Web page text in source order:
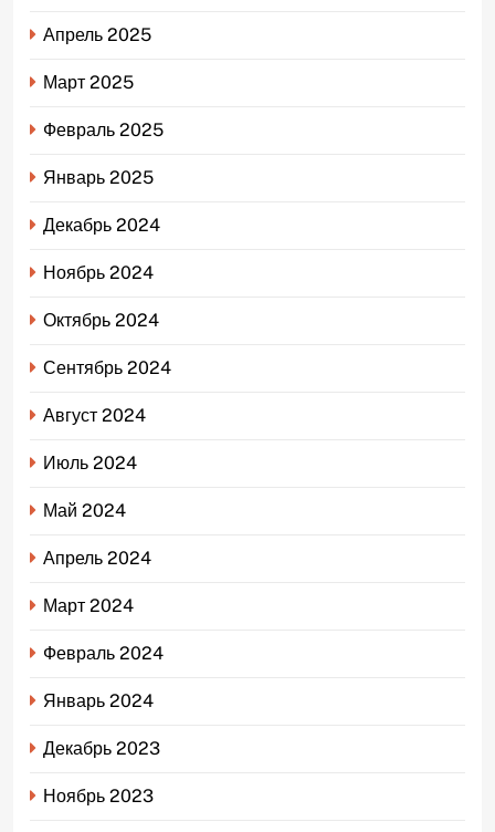
Апрель 2025
Март 2025
Февраль 2025
Январь 2025
Декабрь 2024
Ноябрь 2024
Октябрь 2024
Сентябрь 2024
Август 2024
Июль 2024
Май 2024
Апрель 2024
Март 2024
Февраль 2024
Январь 2024
Декабрь 2023
Ноябрь 2023